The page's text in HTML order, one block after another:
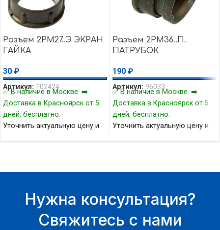
Разъем 2РМ27..Э ЭКРАН
ГАЙКА
30 ₽
Артикул: 102424
✅ В наличие в Москве. ➡️
Доставка в Красноярск от 5
дней, бесплатно.
Уточнить актуальную цену и
Разъем 2РМ36..П.
ПАТРУБОК
190 ₽
Артикул: 96033
✅ В наличие в Москве. ➡️
Доставка в Красноярск от 5
дней, бесплатно.
Уточнить актуальную цену и
Нужна консультация?
Свяжитесь с нами